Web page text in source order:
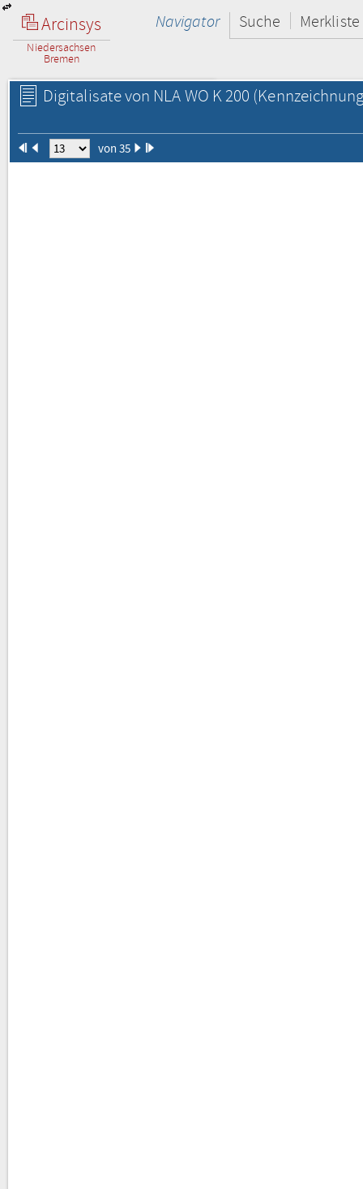
Arcinsys
Niedersachsen
Bremen
Navigator Suche Merkliste
Digitalisate von NLA WO K 200
von 35